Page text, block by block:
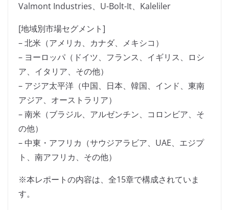
Valmont Industries、U-Bolt-It、Kaleliler
[地域別市場セグメント]
– 北米（アメリカ、カナダ、メキシコ）
– ヨーロッパ（ドイツ、フランス、イギリス、ロシ
ア、イタリア、その他）
– アジア太平洋（中国、日本、韓国、インド、東南
アジア、オーストラリア）
– 南米（ブラジル、アルゼンチン、コロンビア、そ
の他）
– 中東・アフリカ（サウジアラビア、UAE、エジプ
ト、南アフリカ、その他）
※本レポートの内容は、全15章で構成されていま
す。